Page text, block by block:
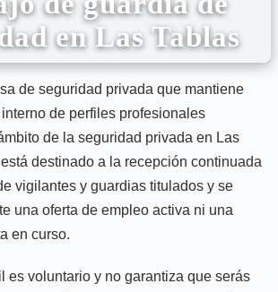
en Las Tablas
de seguridad privada que mantiene
de perfiles profesionales
de la seguridad privada en Las
destinado a la recepción continuada
vigilantes y guardias titulados y se
una oferta de empleo activa ni una
en curso.
es voluntario y no garantiza que serás